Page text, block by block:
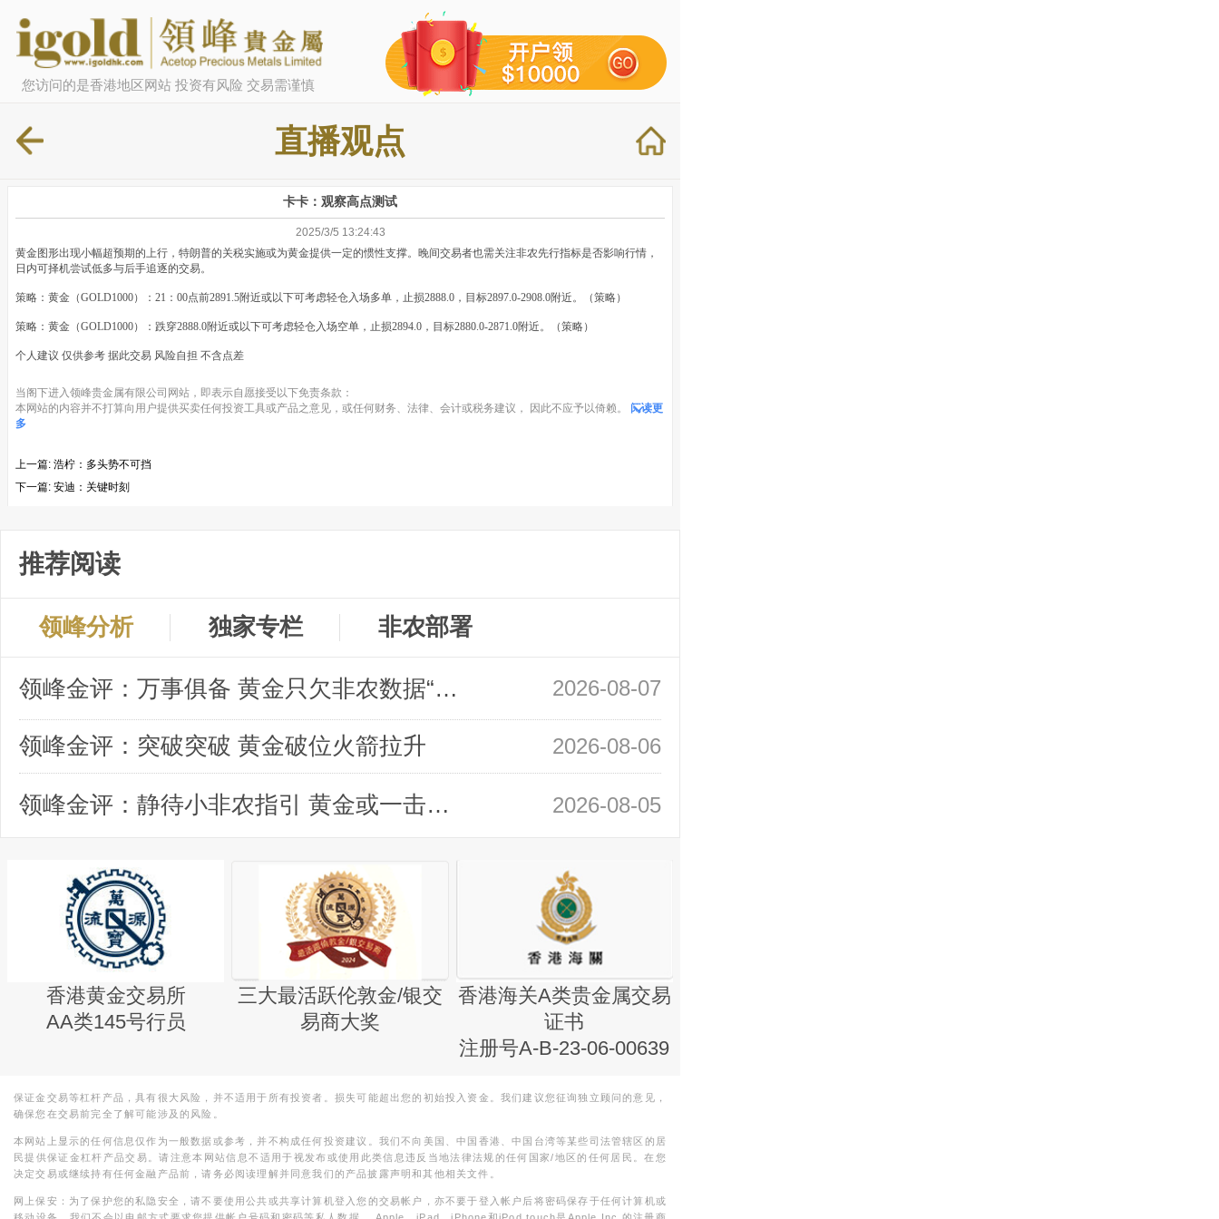
您访问的是香港地区网站 投资有风险 交易需谨慎
直播观点
卡卡：观察高点测试
2025/3/5 13:24:43
黄金图形出现小幅超预期的上行，特朗普的关税实施或为黄金提供一定的惯性支撑。晚间交易者也需关注非农先行指标是否影响行情，
日内可择机尝试低多与后手追逐的交易。
策略：黄金（GOLD1000）：21：00点前2891.5附近或以下可考虑轻仓入场多单，止损2888.0，目标2897.0-2908.0附近。（策略）
策略：黄金（GOLD1000）：跌穿2888.0附近或以下可考虑轻仓入场空单，止损2894.0，目标2880.0-2871.0附近。（策略）
个人建议 仅供参考 据此交易 风险自担 不含点差
当阁下进入领峰贵金属有限公司网站，即表示自愿接受以下免责条款：
本网站的内容并不打算向用户提供买卖任何投资工具或产品之意见，或任何财务、法律、会计或税务建议， 因此不应予以倚赖。
阅读更
多
上一篇: 浩柠：多头势不可挡
下一篇: 安迪：关键时刻
推荐阅读
领峰分析 独家专栏 非农部署
领峰金评：万事俱备 黄金只欠非农数据“东风” 2026-08-07
领峰金评：突破突破 黄金破位火箭拉升 2026-08-06
领峰金评：静待小非农指引 黄金或一击破局 2026-08-05
香港黄金交易所
AA类145号行员
三大最活跃伦敦金/银交
易商大奖
香港海关A类贵金属交易
证书
注册号A-B-23-06-00639
保证金交易等杠杆产品，具有很大风险，并不适用于所有投资者。损失可能超出您的初始投入资金。我们建议您征询独立顾问的意见，
确保您在交易前完全了解可能涉及的风险。
本网站上显示的任何信息仅作为一般数据或参考，并不构成任何投资建议。我们不向美国、中国香港、中国台湾等某些司法管辖区的居
民提供保证金杠杆产品交易。请注意本网站信息不适用于视发布或使用此类信息违反当地法律法规的任何国家/地区的任何居民。在您
决定交易或继续持有任何金融产品前，请务必阅读理解并同意我们的产品披露声明和其他相关文件。
网上保安：为了保护您的私隐安全，请不要使用公共或共享计算机登入您的交易帐户，亦不要于登入帐户后将密码保存于任何计算机或